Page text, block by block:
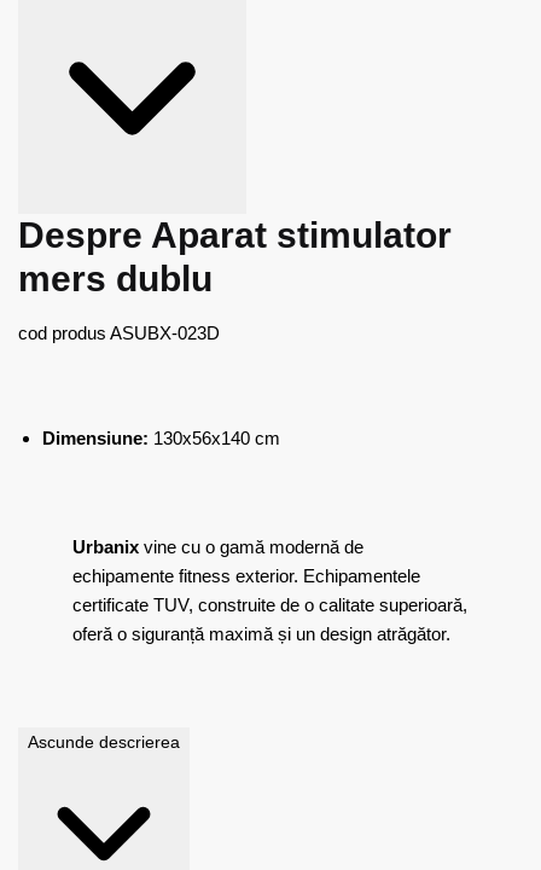
Despre Aparat stimulator
mers dublu
cod produs ASUBX-023D
Dimensiune: 130x56x140 cm
Urbanix vine cu o gamă modernă de
echipamente fitness exterior. Echipamentele
certificate TUV, construite de o calitate superioară,
oferă o siguranță maximă și un design atrăgător.
Ascunde descrierea